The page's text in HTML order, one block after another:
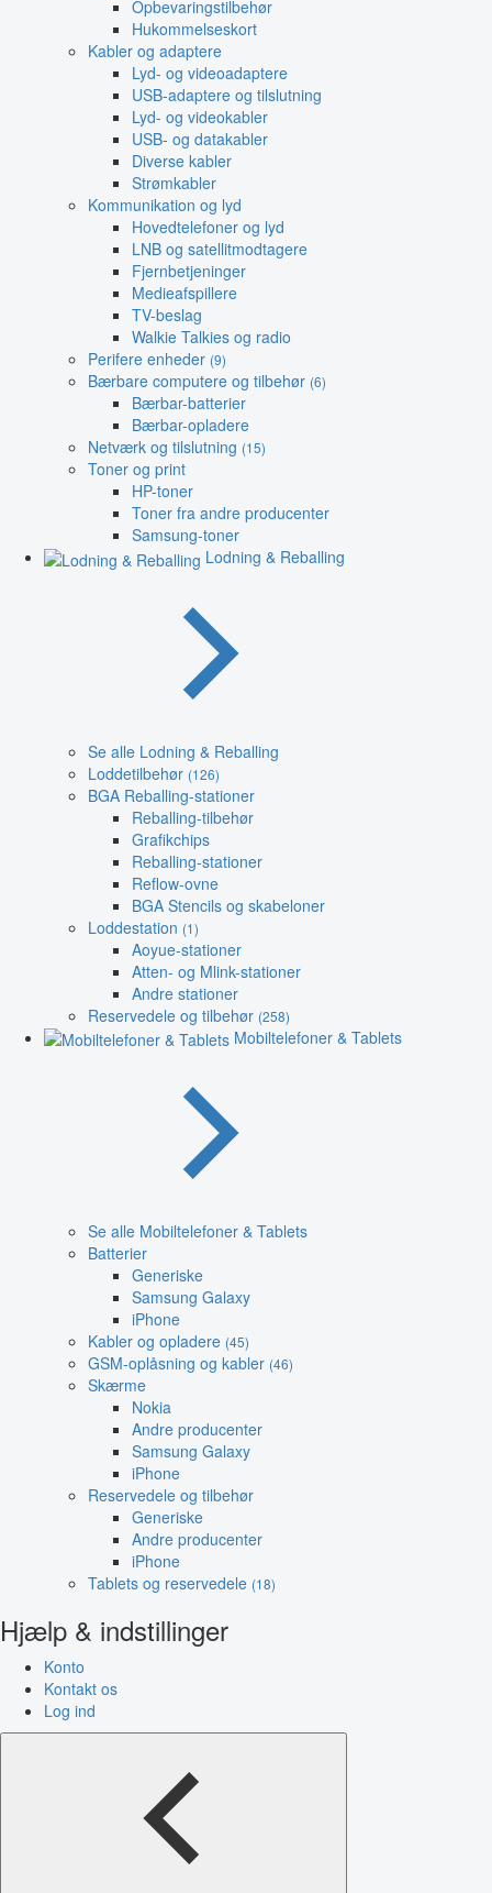
Opbevaringstilbehør
Hukommelseskort
Kabler og adaptere
Lyd- og videoadaptere
USB-adaptere og tilslutning
Lyd- og videokabler
USB- og datakabler
Diverse kabler
Strømkabler
Kommunikation og lyd
Hovedtelefoner og lyd
LNB og satellitmodtagere
Fjernbetjeninger
Medieafspillere
TV-beslag
Walkie Talkies og radio
Perifere enheder (9)
Bærbare computere og tilbehør (6)
Bærbar-batterier
Bærbar-opladere
Netværk og tilslutning (15)
Toner og print
HP-toner
Toner fra andre producenter
Samsung-toner
Lodning & Reballing
Se alle Lodning & Reballing
Loddetilbehør (126)
BGA Reballing-stationer
Reballing-tilbehør
Grafikchips
Reballing-stationer
Reflow-ovne
BGA Stencils og skabeloner
Loddestation (1)
Aoyue-stationer
Atten- og Mlink-stationer
Andre stationer
Reservedele og tilbehør (258)
Mobiltelefoner & Tablets
Se alle Mobiltelefoner & Tablets
Batterier
Generiske
Samsung Galaxy
iPhone
Kabler og opladere (45)
GSM-oplåsning og kabler (46)
Skærme
Nokia
Andre producenter
Samsung Galaxy
iPhone
Reservedele og tilbehør
Generiske
Andre producenter
iPhone
Tablets og reservedele (18)
Hjælp & indstillinger
Konto
Kontakt os
Log ind